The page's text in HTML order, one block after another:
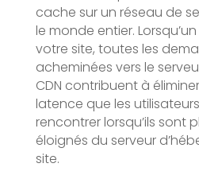
cache sur un réseau de
le monde entier.
votre site, toutes les
acheminées vers le
CDN contribuent à
latence que les
rencontrer lorsqu’ils sont
éloignés du serveur
site.